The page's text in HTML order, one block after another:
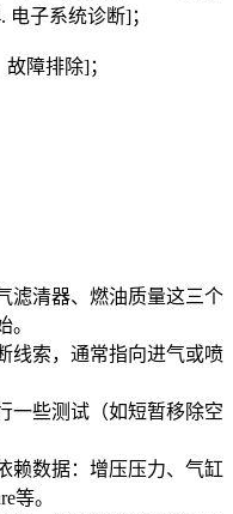
电子系统诊断]；
障排除]；
滤清器、燃油质量这三个
。
线索，通常指向进气或喷
一些测试（如短暂移除空
赖数据：增压压力、气缸
等。